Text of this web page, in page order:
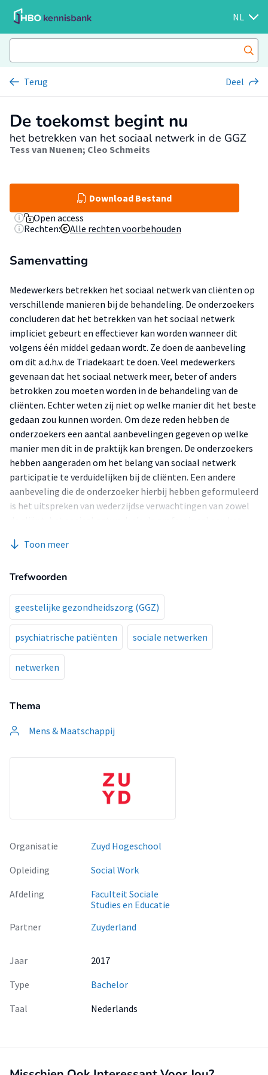
NL
Terug Deel
De toekomst begint nu
het betrekken van het sociaal netwerk in de GGZ
Tess van Nuenen; Cleo Schmeits
Download Bestand
Open access
Rechten:
Alle rechten voorbehouden
Samenvatting
Medewerkers betrekken het sociaal netwerk van cliënten op
verschillende manieren bij de behandeling. De onderzoekers
concluderen dat het betrekken van het sociaal netwerk
impliciet gebeurt en effectiever kan worden wanneer dit
volgens één middel gedaan wordt. Ze doen de aanbeveling
om dit a.d.h.v. de Triadekaart te doen. Veel medewerkers
gevenaan dat het sociaal netwerk meer, beter of anders
betrokken zou moeten worden in de behandeling van de
cliënten. Echter weten zij niet op welke manier dit het beste
gedaan zou kunnen worden. Om deze reden hebben de
onderzoekers een aantal aanbevelingen gegeven op welke
manier men dit in de praktijk kan brengen. De onderzoekers
hebben aangeraden om het belang van sociaal netwerk
participatie te verduidelijken bij de cliënten. Een andere
aanbeveling die de onderzoeker hierbij hebben geformuleerd
is het uitspreken van wederzijdse verwachtingen van zowel
Toon meer
Trefwoorden
geestelijke gezondheidszorg (GGZ)
psychiatrische patiënten sociale netwerken
netwerken
Thema
Mens & Maatschappij
Organisatie
Zuyd Hogeschool
Opleiding
Social Work
Afdeling
Faculteit Sociale
Studies en Educatie
Partner
Zuyderland
Jaar
2017
Type
Bachelor
Taal
Nederlands